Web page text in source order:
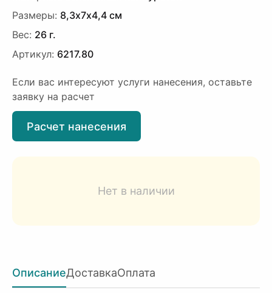
Размеры: 8,3х7х4,4 см
Вес: 26 г.
Артикул: 6217.80
Если вас интересуют услуги нанесения, оставьте
заявку на расчет
Расчет нанесения
Нет в наличии
ОписаниеДоставкаОплата